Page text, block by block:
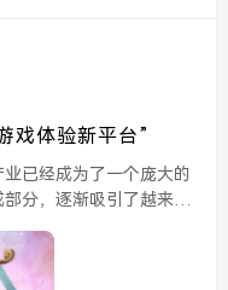
戏体验新平台”
已经成为了一个庞大的
分，逐渐吸引了越来越
在通过全新的视角和